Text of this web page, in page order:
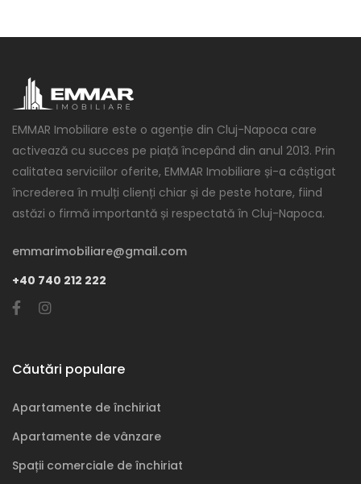
EMMAR Imobiliare este o agenție din Cluj-Napoca care
activează cu succes pe piață începând din anul 2013. Prin
calitatea serviciilor oferite, EMMAR Imobiliare și-a câștigat
încrederea în mulți clienți chiar și de peste hotare, fiind
astăzi o firmă importantă și respectată în Cluj-Napoca.
emmarimobiliare@gmail.com
+40 740 212 222
Căutări populare
Apartamente de închiriat
Apartamente de vânzare
Spații comerciale de închiriat